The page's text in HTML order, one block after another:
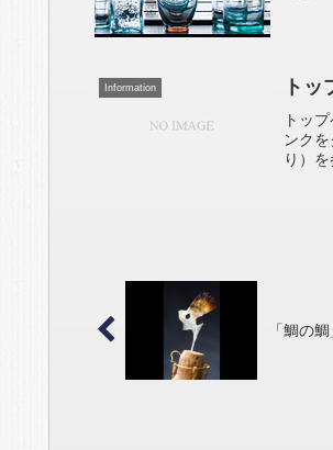
Information ト
トッ
ンク
り）
「鯛の